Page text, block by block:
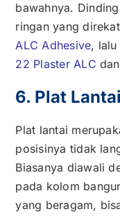
bawahnya.
ringan yang
ALC Adhesive,
22 Plaster ALC dan
6. Plat Lantai
Plat lantai
posisinya tidak
Biasanya diawali
pada kolom
yang beragam,